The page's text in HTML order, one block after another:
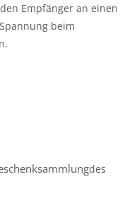
Empfänger an einen
beim
des